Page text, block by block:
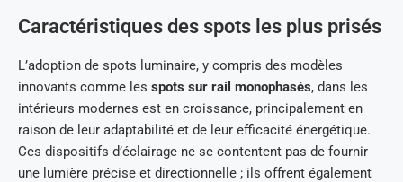
Caractéristiques des spots les plus prisés
L’adoption de spots luminaire, y compris des modèles
innovants comme les spots sur rail monophasés, dans les
intérieurs modernes est en croissance, principalement en
raison de leur adaptabilité et de leur efficacité énergétique.
Ces dispositifs d’éclairage ne se contentent pas de fournir
une lumière précise et directionnelle ; ils offrent également